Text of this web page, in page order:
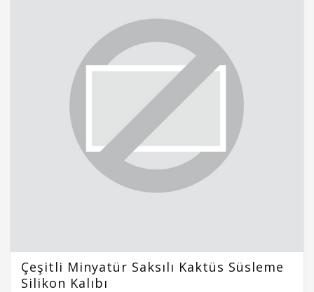
Çeşitli Minyatür Saksılı Kaktüs Süsleme
Silikon Kalıbı